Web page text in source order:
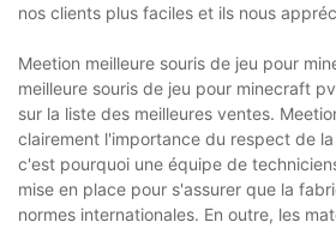
nos clients plus faciles et ils nous
Meetion meilleure souris de jeu pour
meilleure souris de jeu pour minecraft
sur la liste des meilleures ventes.
clairement l'importance du respect de
c'est pourquoi une équipe de
mise en place pour s'assurer que la
normes internationales. En outre, les